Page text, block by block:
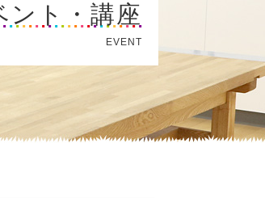
ント・講座
EVENT